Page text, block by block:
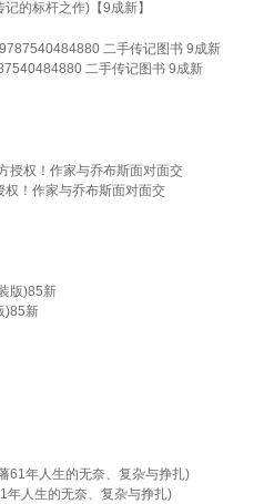
的标杆之作)【9成新】
二手传记图书 9成新
权！作家与乔布斯面对面交
)85新
年人生的无奈、复杂与挣扎)